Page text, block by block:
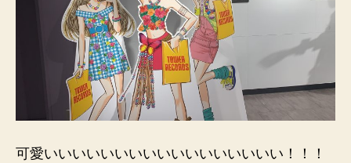
可愛いいいいいいいいいいいいいいいいい！！！